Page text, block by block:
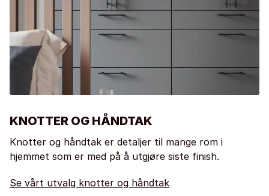
KNOTTER OG HÅNDTAK
Knotter og håndtak er detaljer til mange rom i
hjemmet som er med på å utgjøre siste finish.
Se vårt utvalg knotter og håndtak